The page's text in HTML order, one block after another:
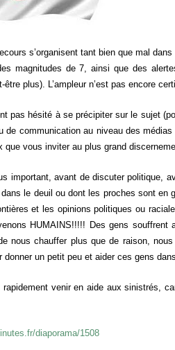
s’organisent tant bien que mal
magnitudes de 7, ainsi que des
être plus). L’ampleur n’est pas encore
pas hésité à se précipiter sur le sujet
de communication au niveau des
que vous inviter au plus grand
important, avant de discuter politique,
le deuil ou dont les proches sont
et les opinions politiques ou
HUMAINS!!!!! Des gens
nous chauffer plus que de raison,
donner un petit peu et aider ces gens
venir en aide aux sinistrés,
diaporama/1508